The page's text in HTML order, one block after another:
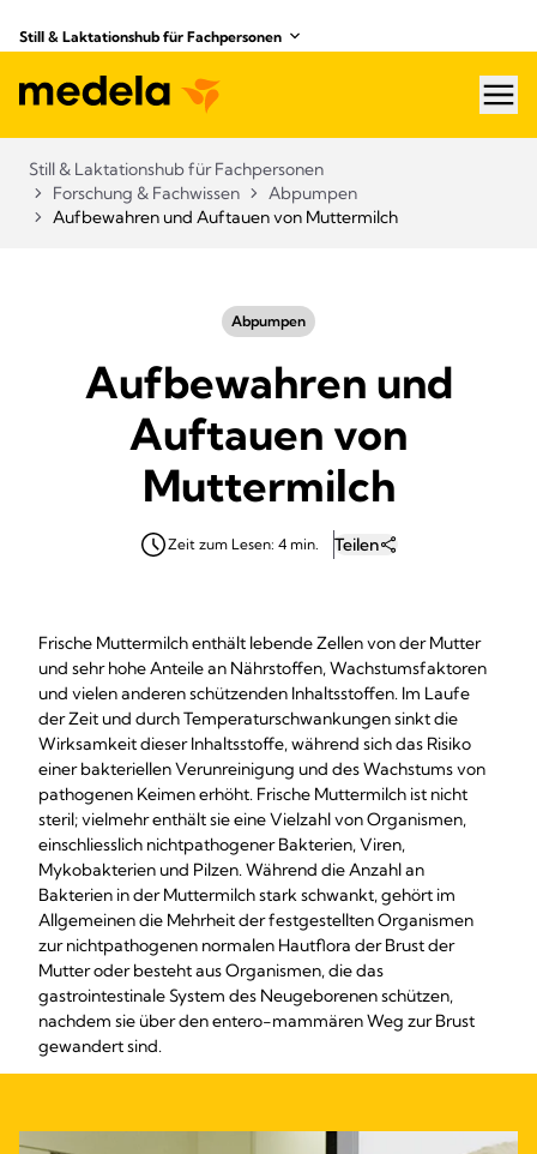
Still & Laktationshub für Fachpersonen
Still & Laktationshub für Fachpersonen
Forschung & Fachwissen
Abpumpen
Aufbewahren und Auftauen von Muttermilch
Abpumpen
Aufbewahren und
Auftauen von
Muttermilch
Zeit zum Lesen: 4 min. Teilen
Frische Muttermilch enthält lebende Zellen von der Mutter
und sehr hohe Anteile an Nährstoffen, Wachstumsfaktoren
und vielen anderen schützenden Inhaltsstoffen. Im Laufe
der Zeit und durch Temperaturschwankungen sinkt die
Wirksamkeit dieser Inhaltsstoffe, während sich das Risiko
einer bakteriellen Verunreinigung und des Wachstums von
pathogenen Keimen erhöht. Frische Muttermilch ist nicht
steril; vielmehr enthält sie eine Vielzahl von Organismen,
einschliesslich nichtpathogener Bakterien, Viren,
Mykobakterien und Pilzen. Während die Anzahl an
Bakterien in der Muttermilch stark schwankt, gehört im
Allgemeinen die Mehrheit der festgestellten Organismen
zur nichtpathogenen normalen Hautflora der Brust der
Mutter oder besteht aus Organismen, die das
gastrointestinale System des Neugeborenen schützen,
nachdem sie über den entero-mammären Weg zur Brust
gewandert sind.